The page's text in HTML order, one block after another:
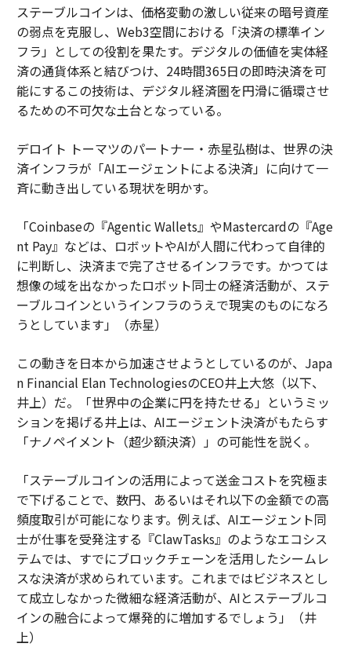
ステーブルコインは、価格変動の激しい従来の暗号資産
の弱点を克服し、Web3空間における「決済の標準イン
フラ」としての役割を果たす。デジタルの価値を実体経
済の通貨体系と結びつけ、24時間365日の即時決済を可
能にするこの技術は、デジタル経済圏を円滑に循環させ
るための不可欠な土台となっている。
デロイト トーマツのパートナー・赤星弘樹は、世界の決
済インフラが「AIエージェントによる決済」に向けて一
斉に動き出している現状を明かす。
「Coinbaseの『Agentic Wallets』やMastercardの『Age
nt Pay』などは、ロボットやAIが人間に代わって自律的
に判断し、決済まで完了させるインフラです。かつては
想像の域を出なかったロボット同士の経済活動が、ステ
ーブルコインというインフラのうえで現実のものになろ
うとしています」（赤星）
この動きを日本から加速させようとしているのが、Japa
n Financial Elan TechnologiesのCEO井上大悠（以下、
井上）だ。「世界中の企業に円を持たせる」というミッ
ションを掲げる井上は、AIエージェント決済がもたらす
「ナノペイメント（超少額決済）」の可能性を説く。
「ステーブルコインの活用によって送金コストを究極ま
で下げることで、数円、あるいはそれ以下の金額での高
頻度取引が可能になります。例えば、AIエージェント同
士が仕事を受発注する『ClawTasks』のようなエコシス
テムでは、すでにブロックチェーンを活用したシームレ
スな決済が求められています。これまではビジネスとし
て成立しなかった微細な経済活動が、AIとステーブルコ
インの融合によって爆発的に増加するでしょう」（井
上）